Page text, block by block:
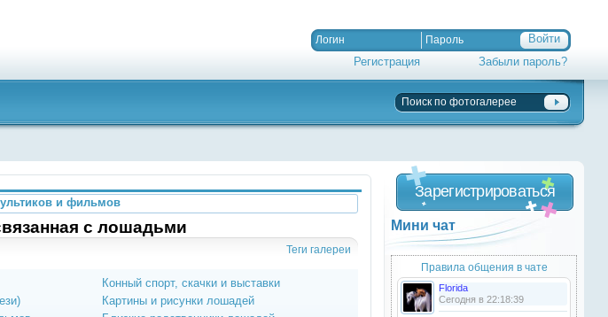
Регистрация Забыли пароль?
и фильмов
с лошадьми
Теги галереи
Конный спорт, скачки и выставки
Картины и рисунки лошадей
Зарегистрироваться
Мини чат
Правила общения в чате
Florida
Сегодня в 22:18:39